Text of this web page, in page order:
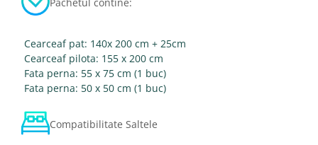
Pachetul contine:
Cearceaf pat: 140x 200 cm + 25cm
Cearceaf pilota: 155 x 200 cm
Fata perna: 55 x 75 cm (1 buc)
Fata perna: 50 x 50 cm (1 buc)
Compatibilitate Saltele